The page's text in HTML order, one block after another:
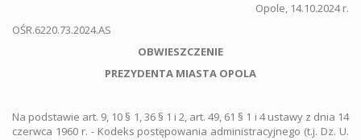
Opole, 14.10.2024 r.
OŚR.6220.73.2024.AS
OBWIESZCZENIE
PREZYDENTA MIASTA OPOLA
Na podstawie art. 9, 10 § 1, 36 § 1 i 2, art. 49, 61 § 1 i 4 ustawy z dnia 14
czerwca 1960 r. - Kodeks postępowania administracyjnego (t.j. Dz. U.